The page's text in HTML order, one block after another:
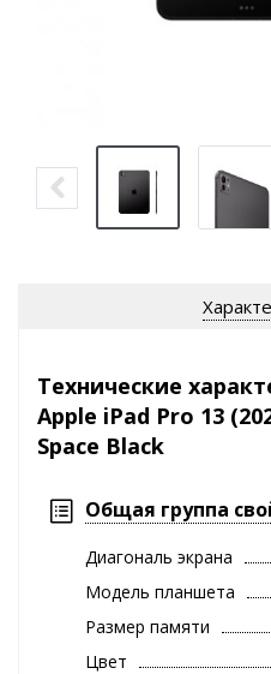
Технические
Apple iPad Pro 13
Space Black
Общая группа
Диагональ экрана
Модель планшета
Размер памяти
Цвет